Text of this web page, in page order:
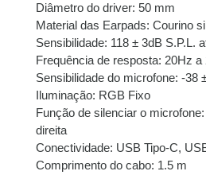
Diâmetro do driver: 50 mm
Material das Earpads: Courino
Sensibilidade: 118 ± 3dB S.P.L.
Frequência de resposta: 20Hz a
Sensibilidade do microfone: -38
Iluminação: RGB Fixo
Função de silenciar o
direita
Conectividade: USB Tipo-C,
Comprimento do cabo: 1.5 m